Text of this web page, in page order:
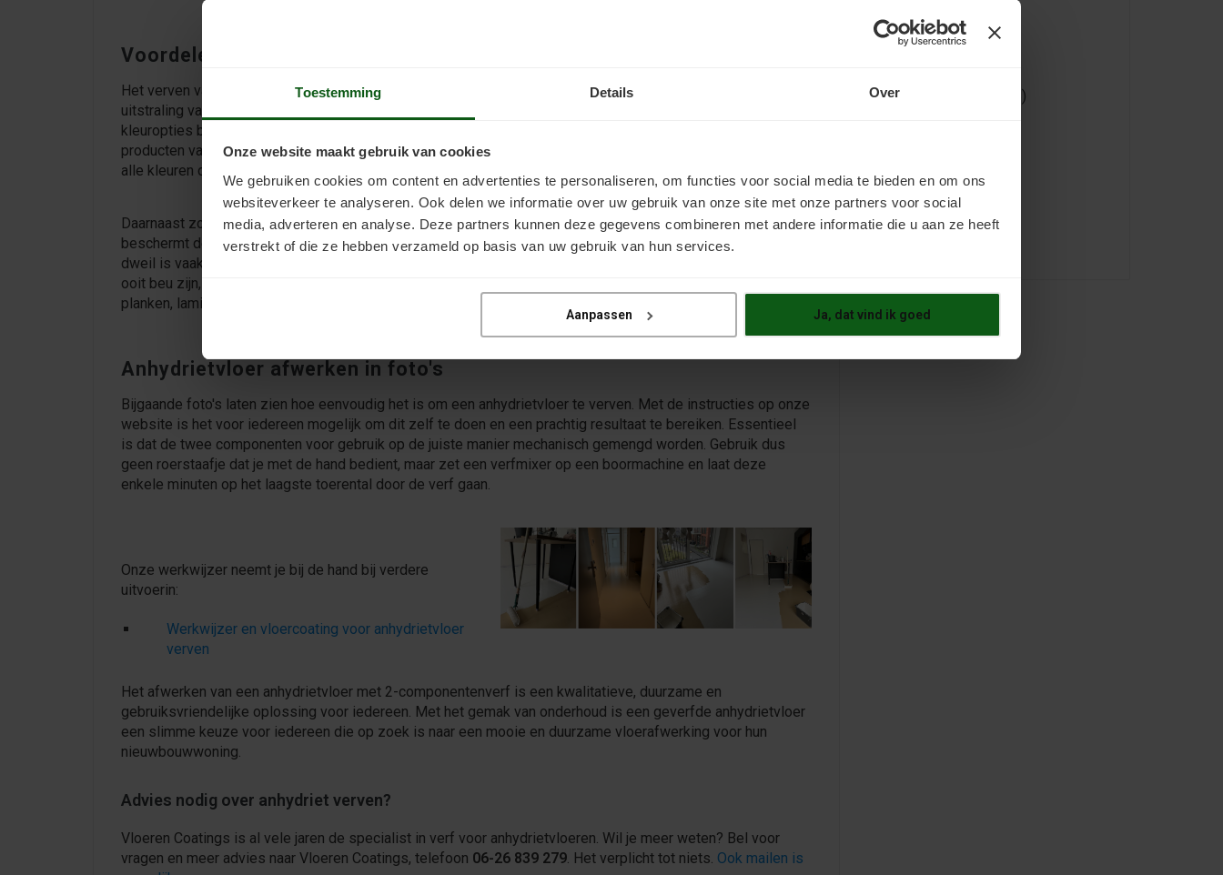
Toestemming Details Over
Onze website maakt gebruik van cookies
We gebruiken cookies om content en advertenties te personaliseren, om functies voor social media te bieden en om ons
websiteverkeer te analyseren. Ook delen we informatie over uw gebruik van onze site met onze partners voor social
media, adverteren en analyse. Deze partners kunnen deze gegevens combineren met andere informatie die u aan ze heeft
verstrekt of die ze hebben verzameld op basis van uw gebruik van hun services.
Aanpassen Ja, dat vind ik goed
Voordelen anhydrietvloer verven
Het verven van een anhydrietvloer biedt verschillende voordelen. Ten eerste geeft het je de vrijheid om de
uitstraling van de vloer aan te passen aan je persoonlijke smaak. Met 2-componentenverf zijn er talloze
kleuropties beschikbaar, waardoor je jouw vloer kunt laten aansluiten bij het interieur van je woning. De
producten van Inno Coatings zijn bijvoorbeeld leverbaar in alle RAL- en NCS-kleuren, wat neerkomt op zowat
alle kleuren die het menselijk oog kan waarnemen.
Daarnaast zorgt het verven van de anhydrietvloer voor een eenvoudig te onderhouden oppervlak. De verflaag
beschermt de vloer tegen vuil en stof, waardoor het reinigen veel gemakkelijker wordt. Een vochtige doek of
dweil is vaak voldoende om de vloer schoon te maken. Ook zit je nergens aan vast. Mocht je de verflaag toch
ooit beu zijn, kan je een anhydrietvloer alsnog afwerken met een vorm van vloerbedekking, bijvoorbeeld
planken, laminaat of pvc.
Anhydrietvloer afwerken in foto's
Bijgaande foto's laten zien hoe eenvoudig het is om een anhydrietvloer te verven. Met de instructies op onze
website is het voor iedereen mogelijk om dit zelf te doen en een prachtig resultaat te bereiken. Essentieel
is dat de twee componenten voor gebruik op de juiste manier mechanisch gemengd worden. Gebruik dus
geen roerstaafje dat je met de hand bedient, maar zet een verfmixer op een boormachine en laat deze
enkele minuten op het laagste toerental door de verf gaan.
Onze werkwijzer neemt je bij de hand bij verdere
uitvoerin:
Werkwijzer en vloercoating voor anhydrietvloer
verven
Het afwerken van een anhydrietvloer met 2-componentenverf is een kwalitatieve, duurzame en
gebruiksvriendelijke oplossing voor iedereen. Met het gemak van onderhoud is een geverfde anhydrietvloer
een slimme keuze voor iedereen die op zoek is naar een mooie en duurzame vloerafwerking voor hun
nieuwbouwwoning.
Advies nodig over anhydriet verven?
Vloeren Coatings is al vele jaren de specialist in verf voor anhydrietvloeren. Wil je meer weten? Bel voor
vragen en meer advies naar Vloeren Coatings, telefoon 06-26 839 279. Het verplicht tot niets. Ook mailen is
primer(5)
tegelvloer verven
(5)
Vloercoatings
vloeren verven